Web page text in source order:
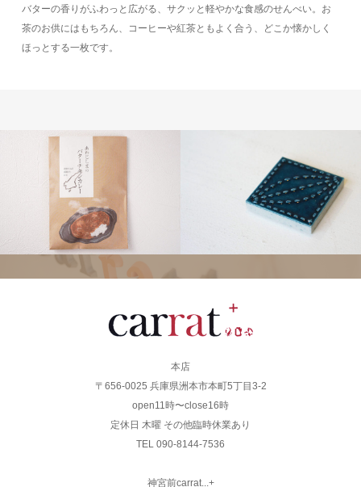
バターの香りがふわっと広がる、サクッと軽やかな食感のせんべい。お
茶のお供にはもちろん、コーヒーや紅茶ともよく合う、どこか懐かしく
ほっとする一枚です。
本店
〒656-0025 兵庫県洲本市本町5丁目3-2
open11時〜close16時
定休日 木曜 その他臨時休業あり
TEL 090-8144-7536
神宮前carrat...+